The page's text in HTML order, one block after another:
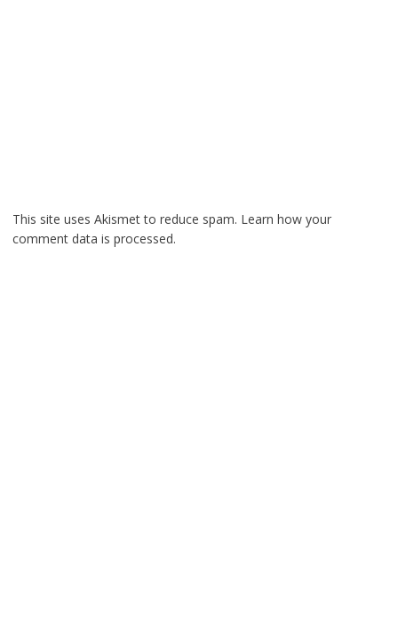
This site uses Akismet to reduce spam. Learn how your
comment data is processed.